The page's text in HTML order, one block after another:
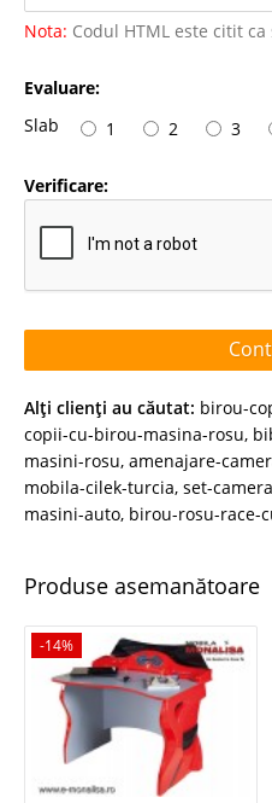
Nota: Codul HTML este citit
Evaluare:
Slab
1 2 3
Verificare:
Alţi clienţi au căutat: birou-
copii-cu-birou-masina-rosu,
masini-rosu, amenajare-
mobila-cilek-turcia, set-
masini-auto, birou-rosu-race-
Produse asemanătoare
-14%